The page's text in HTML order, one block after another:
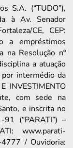
S.A. (“TUDO”),
à Av. Senador
CE, CEP:
a empréstimos
na Resolução nº
a atuação
intermédio da
INVESTIMENTO
com sede na
e inscrita no
(“PARATI”) –
www.parati-
/ Ouvidoria: